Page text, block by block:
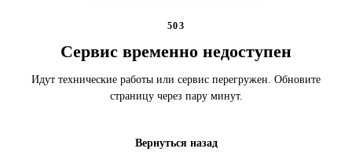
503
Сервис временно недоступен
Идут технические работы или сервис перегружен. Обновите
страницу через пару минут.
Вернуться назад